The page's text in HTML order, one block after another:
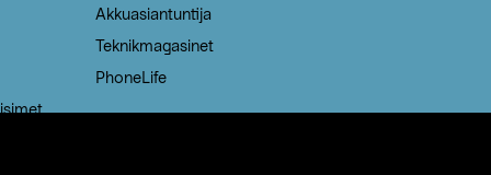
Akkuasiantuntija
Teknikmagasinet
PhoneLife